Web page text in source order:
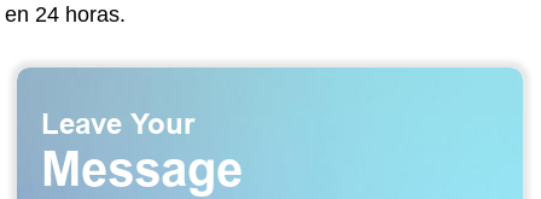
en 24 horas.